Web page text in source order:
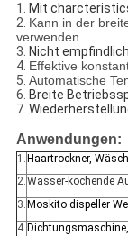
1. Mit
2. Kann in der
verwenden
3. Nicht
4. Effektive
5. Automatische
6. Breite
7.
Anwendungen:
1. Haartrockner,
2.Wasser-kochende
3. Moskito dispeller
4.